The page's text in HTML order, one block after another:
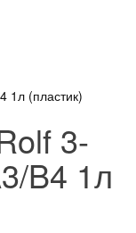
1л (пластик)
3-
B4 1л